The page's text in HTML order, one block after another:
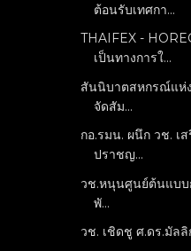
ต้อนรับเทศกา...
THAIFEX -
เป็นทางการใ...
สันนิบาตสหกรณ์แห่ง
จัดสัม...
กอ.รมน. ผนึก วช. เ
ปราชญ...
วช.หนุนศูนย์ต้นแบบ
พั...
วช. เชิดชู ศ.ดร.มัล